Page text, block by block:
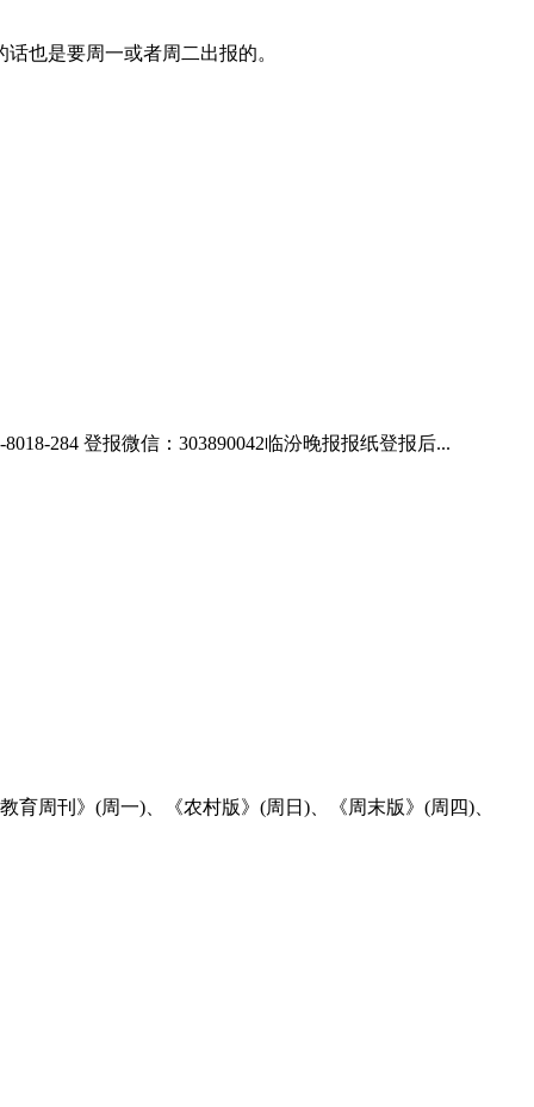
也是要周一或者周二出报的。
284 登报微信：303890042临汾晚报报纸登报后...
周刊》(周一)、《农村版》(周日)、《周末版》(周四)、